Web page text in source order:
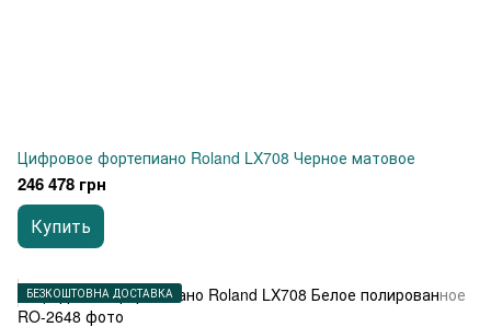
Цифровое фортепиано Roland LX708 Черное матовое
246 478 грн
Купить
БЕЗКОШТОВНА ДОСТАВКА